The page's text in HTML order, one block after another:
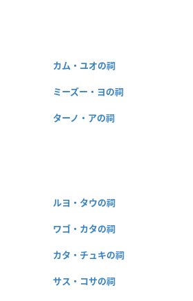
カム・ユオの祠
ミーズー・ヨの祠
ターノ・アの祠
ルヨ・タウの祠
ワゴ・カタの祠
カタ・チュキの祠
サス・コサの祠